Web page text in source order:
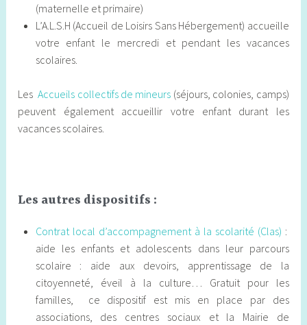
(maternelle et primaire)
L’A.L.S.H (Accueil de Loisirs Sans Hébergement) accueille
votre enfant le mercredi et pendant les vacances
scolaires.
Les Accueils collectifs de mineurs (séjours, colonies, camps)
peuvent également accueillir votre enfant durant les
vacances scolaires.
Les autres dispositifs :
Contrat local d’accompagnement à la scolarité (Clas) :
aide les enfants et adolescents dans leur parcours
scolaire : aide aux devoirs, apprentissage de la
citoyenneté, éveil à la culture… Gratuit pour les
familles, ce dispositif est mis en place par des
associations, des centres sociaux et la Mairie de